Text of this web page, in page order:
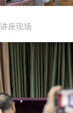
讲座现场